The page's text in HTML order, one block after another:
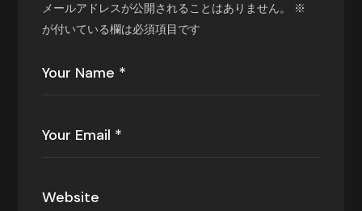
メールアドレスが公開されることはありません。
※
が付いている欄は必須項目です